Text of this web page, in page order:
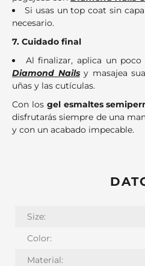
Si usas un top coat sin
necesario.
7. Cuidado final
Al finalizar, aplica un poco
Diamond Nailsy masajea
uñas y las cutículas.
Con los gel esmaltes
disfrutarás siempre de una
y con un acabado impecable.
Size:
Color:
Material: